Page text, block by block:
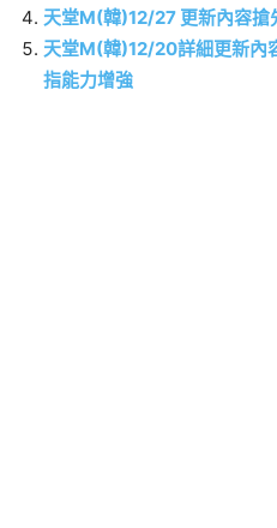
天堂M(韓)12/27 更新內容搶
天堂M(韓)12/20詳細更新內
指能力增強